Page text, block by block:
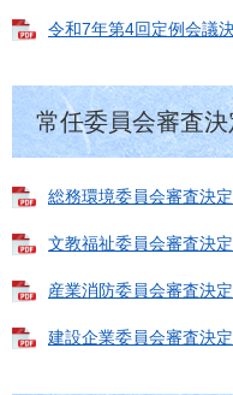
令和7年第4回定例会議
常任委員会審査
総務環境委員会審査決
文教福祉委員会審査決
産業消防委員会審査決
建設企業委員会審査決